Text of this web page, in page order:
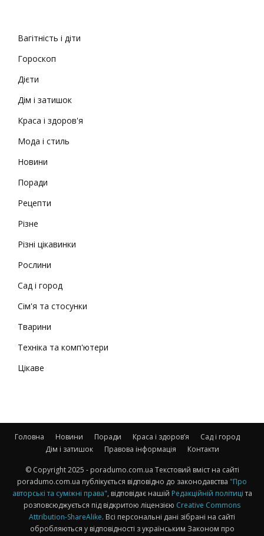
Вагітність і діти
Гороскоп
Дієти
Дім і затишок
Краса і здоров'я
Мода і стиль
Новини
Поради
Рецепти
Різне
Різні цікавинки
Рослини
Сад і город
Сім'я та стосунки
Тварини
Техніка та комп'ютери
Цікаве
Головна Новини Поради Краса і здоров’я
Сад і город
Дім і затишок
Правова інформація Контакти
© Copyright 2025 - poradumo.com.ua Текстовий вміст на сайті
poradumo.com.ua публікується відповідно до законодавства "Про
авторські та суміжні права", відповідає нашій Редакційній політиціта
розповсюджується під відкритою ліцензією Creative Commons
Attribution-ShareAlike. Всі персональні дані зібрані на сайті
обробляються у відповідності з українським Законом про